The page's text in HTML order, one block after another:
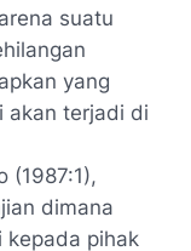
suatu
yang
akan terjadi di
(1987:1),
dimana
kepada pihak